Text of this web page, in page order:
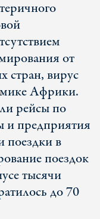
от
стран, вирус
Африки.
рейсы по
и предприятия
поездки в
поездок
тысячи
до 70